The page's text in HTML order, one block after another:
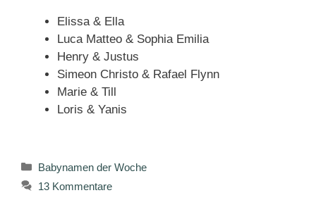
Elissa & Ella
Luca Matteo & Sophia Emilia
Henry & Justus
Simeon Christo & Rafael Flynn
Marie & Till
Loris & Yanis
Kategorien
Babynamen der Woche
13 Kommentare